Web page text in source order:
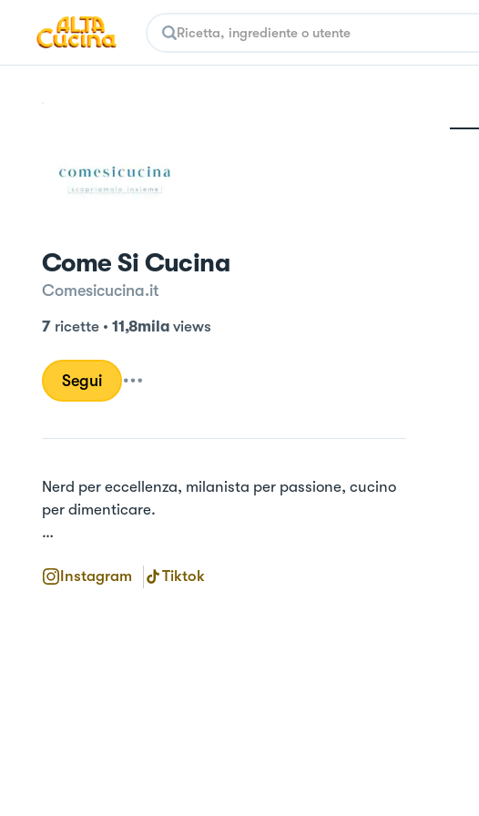
Come Si Cucina
Comesicucina.it
7 ricette• 11,8mila views
Segui
Nerd per eccellenza, milanista per passione, cucino
per dimenticare.
Per info e collaborazioni:
Instagram Tiktok